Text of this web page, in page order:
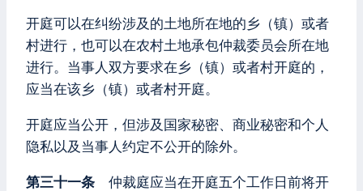
开庭可以在纠纷涉及的土地所在地的乡（镇）或者
村进行，也可以在农村土地承包仲裁委员会所在地
进行。当事人双方要求在乡（镇）或者村开庭的，
应当在该乡（镇）或者村开庭。
开庭应当公开，但涉及国家秘密、商业秘密和个人
隐私以及当事人约定不公开的除外。
第三十一条 仲裁庭应当在开庭五个工作日前将开